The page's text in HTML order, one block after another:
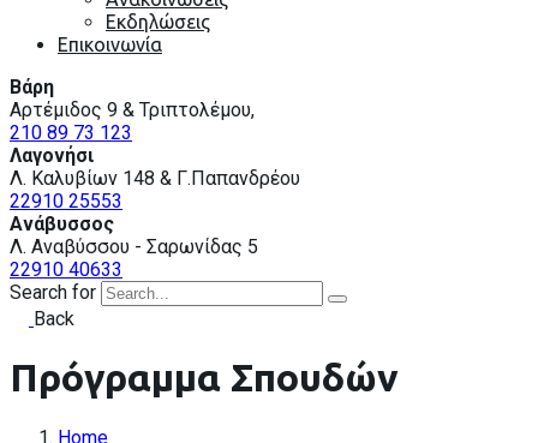
Εκδηλώσεις
Επικοινωνία
Βάρη
Αρτέμιδος 9 & Τριπτολέμου,
210 89 73 123
Λαγονήσι
Λ. Καλυβίων 148 & Γ.Παπανδρέου
22910 25553
Ανάβυσσος
Λ. Αναβύσσου - Σαρωνίδας 5
22910 40633
Search for
Back
Πρόγραμμα Σπουδών
Home